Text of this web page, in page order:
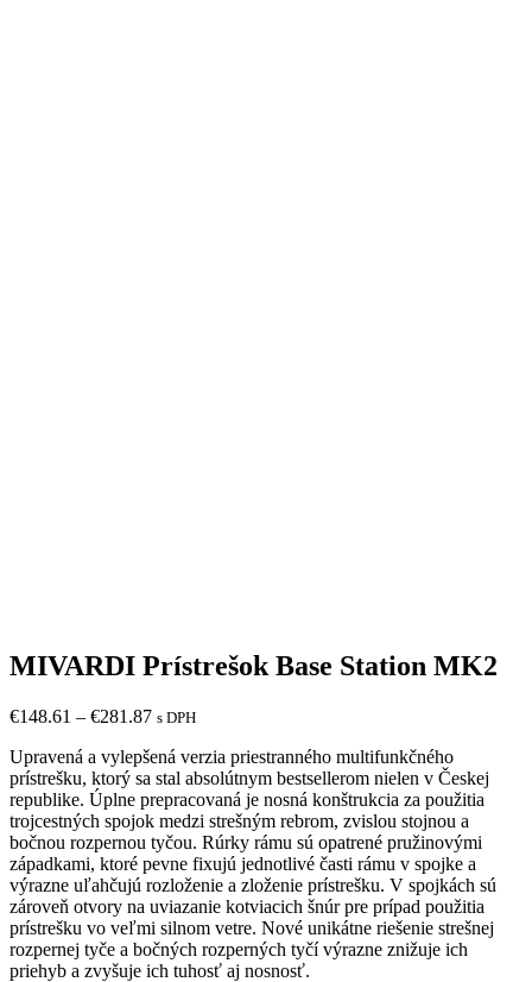
MIVARDI Prístrešok Base Station MK2
€148.61 – €281.87 s DPH
Upravená a vylepšená verzia priestranného multifunkčného
prístrešku, ktorý sa stal absolútnym bestsellerom nielen v Českej
republike. Úplne prepracovaná je nosná konštrukcia za použitia
trojcestných spojok medzi strešným rebrom, zvislou stojnou a
bočnou rozpernou tyčou. Rúrky rámu sú opatrené pružinovými
západkami, ktoré pevne fixujú jednotlivé časti rámu v spojke a
výrazne uľahčujú rozloženie a zloženie prístrešku. V spojkách sú
zároveň otvory na uviazanie kotviacich šnúr pre prípad použitia
prístrešku vo veľmi silnom vetre. Nové unikátne riešenie strešnej
rozpernej tyče a bočných rozperných tyčí výrazne znižuje ich
priehyb a zvyšuje ich tuhosť aj nosnosť.